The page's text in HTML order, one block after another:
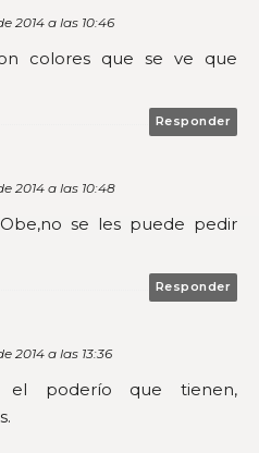
2014 a las 10:46
colores que se ve que
Responder
2014 a las 10:48
se les puede pedir
Responder
2014 a las 13:36
el poderío que tienen,